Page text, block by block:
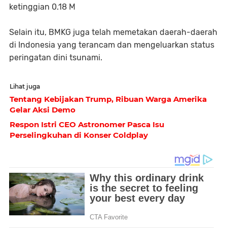
ketinggian 0.18 M
Selain itu, BMKG juga telah memetakan daerah-daerah
di Indonesia yang terancam dan mengeluarkan status
peringatan dini tsunami.
Lihat juga
Tentang Kebijakan Trump, Ribuan Warga Amerika
Gelar Aksi Demo
Respon Istri CEO Astronomer Pasca Isu
Perselingkuhan di Konser Coldplay